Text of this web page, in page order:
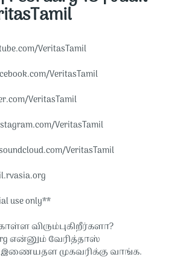
VeritasTamil​​
VeritasTamil​​
VeritasTamil​​
VeritasTamil​​
VeritasTamil​​
use only**
விரும்புகிறீர்களா?
என்னும் வேரித்தாஸ்
முகவரிக்கு வாங்க.